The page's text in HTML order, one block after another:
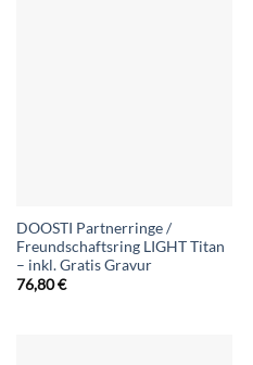
DOOSTI Partnerringe /
Freundschaftsring LIGHT Titan
– inkl. Gratis Gravur
76,80€